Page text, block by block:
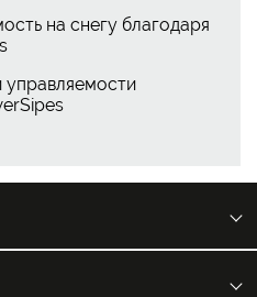
на снегу благодаря
управляемости